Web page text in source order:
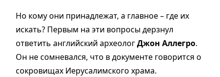
Но кому они принадлежат, а главное – где их
искать? Первым на эти вопросы дерзнул
ответить английский археологДжон Аллегро.
Он не сомневался, что в документе говорится о
сокровищах Иерусалимского храма.